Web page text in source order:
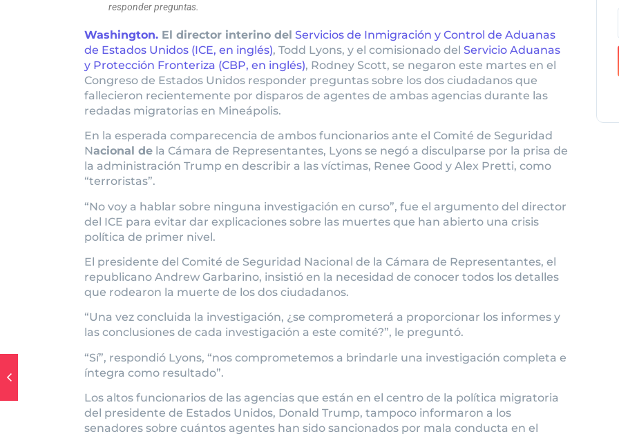
responder preguntas.
Washington. El director interino del Servicios de Inmigración y Control de Aduanas
de Estados Unidos (ICE, en inglés), Todd Lyons, y el comisionado del Servicio Aduanas
y Protección Fronteriza (CBP, en inglés), Rodney Scott, se negaron este martes en el
Congreso de Estados Unidos responder preguntas sobre los dos ciudadanos que
fallecieron recientemente por disparos de agentes de ambas agencias durante las
redadas migratorias en Mineápolis.
En la esperada comparecencia de ambos funcionarios ante el Comité de Seguridad
Nacional de la Cámara de Representantes, Lyons se negó a disculparse por la prisa de
la administración Trump en describir a las víctimas, Renee Good y Alex Pretti, como
“terroristas”.
“No voy a hablar sobre ninguna investigación en curso”, fue el argumento del director
del ICE para evitar dar explicaciones sobre las muertes que han abierto una crisis
política de primer nivel.
El presidente del Comité de Seguridad Nacional de la Cámara de Representantes, el
republicano Andrew Garbarino, insistió en la necesidad de conocer todos los detalles
que rodearon la muerte de los dos ciudadanos.
“Una vez concluida la investigación, ¿se comprometerá a proporcionar los informes y
las conclusiones de cada investigación a este comité?”, le preguntó.
“Sí”, respondió Lyons, “nos comprometemos a brindarle una investigación completa e
íntegra como resultado”.
Los altos funcionarios de las agencias que están en el centro de la política migratoria
del presidente de Estados Unidos, Donald Trump, tampoco informaron a los
senadores sobre cuántos agentes han sido sancionados por mala conducta en el